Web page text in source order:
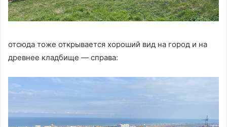
отсюда тоже открывается хороший вид на город и на
древнее кладбище — справа: